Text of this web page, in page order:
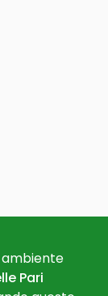
ambiente
Pari